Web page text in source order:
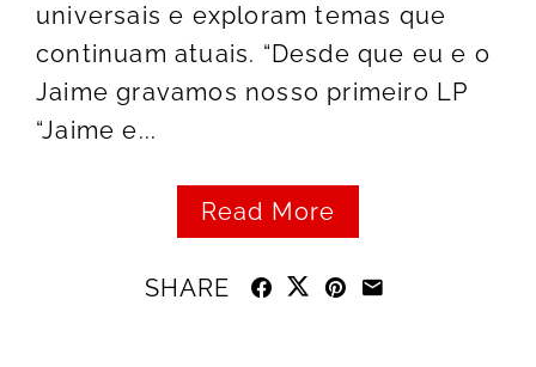
universais e exploram temas que
continuam atuais. “Desde que eu e o
Jaime gravamos nosso primeiro LP
“Jaime e...
Read More
SHARE